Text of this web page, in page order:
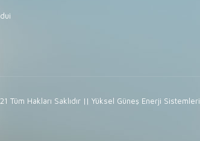
Tüm Hakları Saklıdır || Yüksel Güneş Enerji Sistemleri